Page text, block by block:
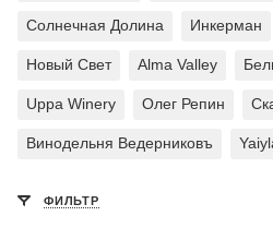
Солнечная Долина Инкерман
Новый Свет Alma Valley
Uppa Winery Олег Репин
Винодельня Ведерниковъ
ФИЛЬТР